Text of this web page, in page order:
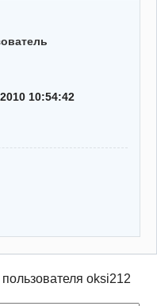
10:54:42
oksi212